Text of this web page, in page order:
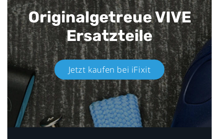
Originalgetreue VIVE
Ersatzteile
Jetzt kaufen bei iFixit​